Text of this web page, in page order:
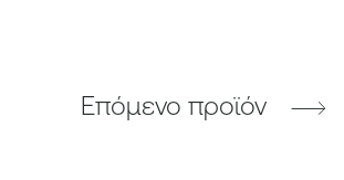
Επόμενο προϊόν